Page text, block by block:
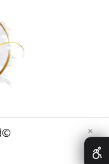
©All Rights reserved ✕